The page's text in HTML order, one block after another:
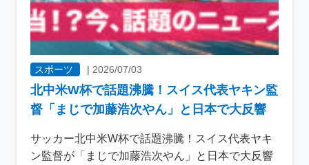
スポーツ | 2026/07/03
北中米W杯で話題沸騰！スイス代表ヤキン監
督「まじで加藤浩次やん」と日本で大反響
サッカー北中米W杯で話題沸騰！スイス代表ヤキ
ン監督が「まじで加藤浩次やん」と日本で大反響